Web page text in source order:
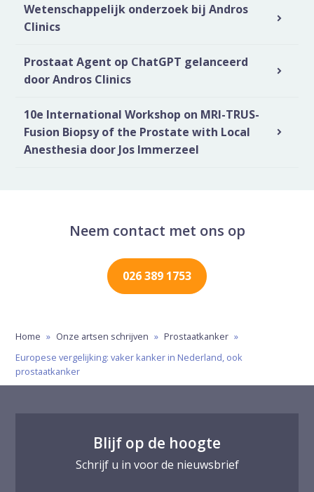
Wetenschappelijk onderzoek bij Andros
Clinics
Prostaat Agent op ChatGPT gelanceerd
door Andros Clinics
10e International Workshop on MRI-TRUS-
Fusion Biopsy of the Prostate with Local
Anesthesia door Jos Immerzeel
Neem contact met ons op
026 389 1753
Home » Onze artsen schrijven » Prostaatkanker »
Europese vergelijking: vaker kanker in Nederland, ook
prostaatkanker
Blijf op de hoogte
Schrijf u in voor de nieuwsbrief